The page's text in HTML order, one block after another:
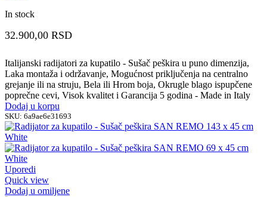
In stock
32.900,00 RSD
Italijanski radijatori za kupatilo - Sušač peškira u puno dimenzija,
Laka montaža i održavanje, Mogućnost priključenja na centralno
grejanje ili na struju, Bela ili Hrom boja, Okrugle blago ispupčene
poprečne cevi, Visok kvalitet i Garancija 5 godina - Made in Italy
Dodaj u korpu
SKU: 6a9ae6e31693
Uporedi
Quick view
Dodaj u omiljene